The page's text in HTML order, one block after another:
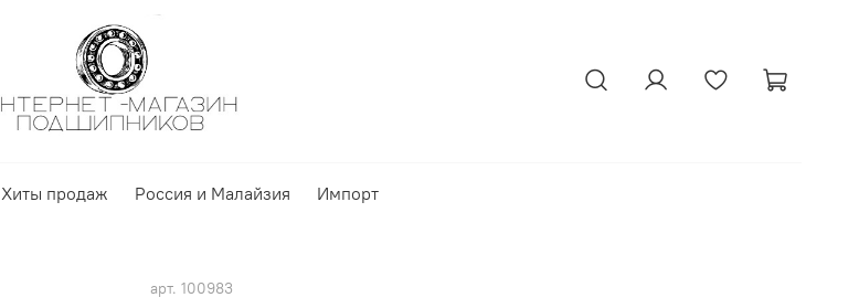
Хиты продаж Россия и Малайзия Импорт
арт. 100983